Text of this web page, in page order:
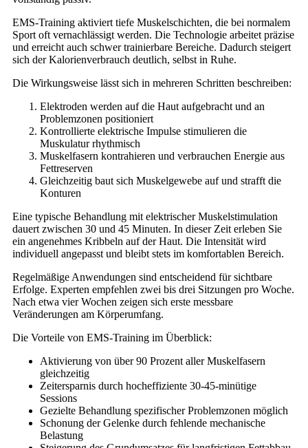
EMS-Training aktiviert tiefe Muskelschichten, die bei normalem
Sport oft vernachlässigt werden. Die Technologie arbeitet präzise
und erreicht auch schwer trainierbare Bereiche. Dadurch steigert
sich der Kalorienverbrauch deutlich, selbst in Ruhe.
Die Wirkungsweise lässt sich in mehreren Schritten beschreiben:
Elektroden werden auf die Haut aufgebracht und an
Problemzonen positioniert
Kontrollierte elektrische Impulse stimulieren die
Muskulatur rhythmisch
Muskelfasern kontrahieren und verbrauchen Energie aus
Fettreserven
Gleichzeitig baut sich Muskelgewebe auf und strafft die
Konturen
Eine typische Behandlung mit elektrischer Muskelstimulation
dauert zwischen 30 und 45 Minuten. In dieser Zeit erleben Sie
ein angenehmes Kribbeln auf der Haut. Die Intensität wird
individuell angepasst und bleibt stets im komfortablen Bereich.
Regelmäßige Anwendungen sind entscheidend für sichtbare
Erfolge. Experten empfehlen zwei bis drei Sitzungen pro Woche.
Nach etwa vier Wochen zeigen sich erste messbare
Veränderungen am Körperumfang.
Die Vorteile von EMS-Training im Überblick:
Aktivierung von über 90 Prozent aller Muskelfasern
gleichzeitig
Zeitersparnis durch hocheffiziente 30-45-minütige
Sessions
Gezielte Behandlung spezifischer Problemzonen möglich
Schonung der Gelenke durch fehlende mechanische
Belastung